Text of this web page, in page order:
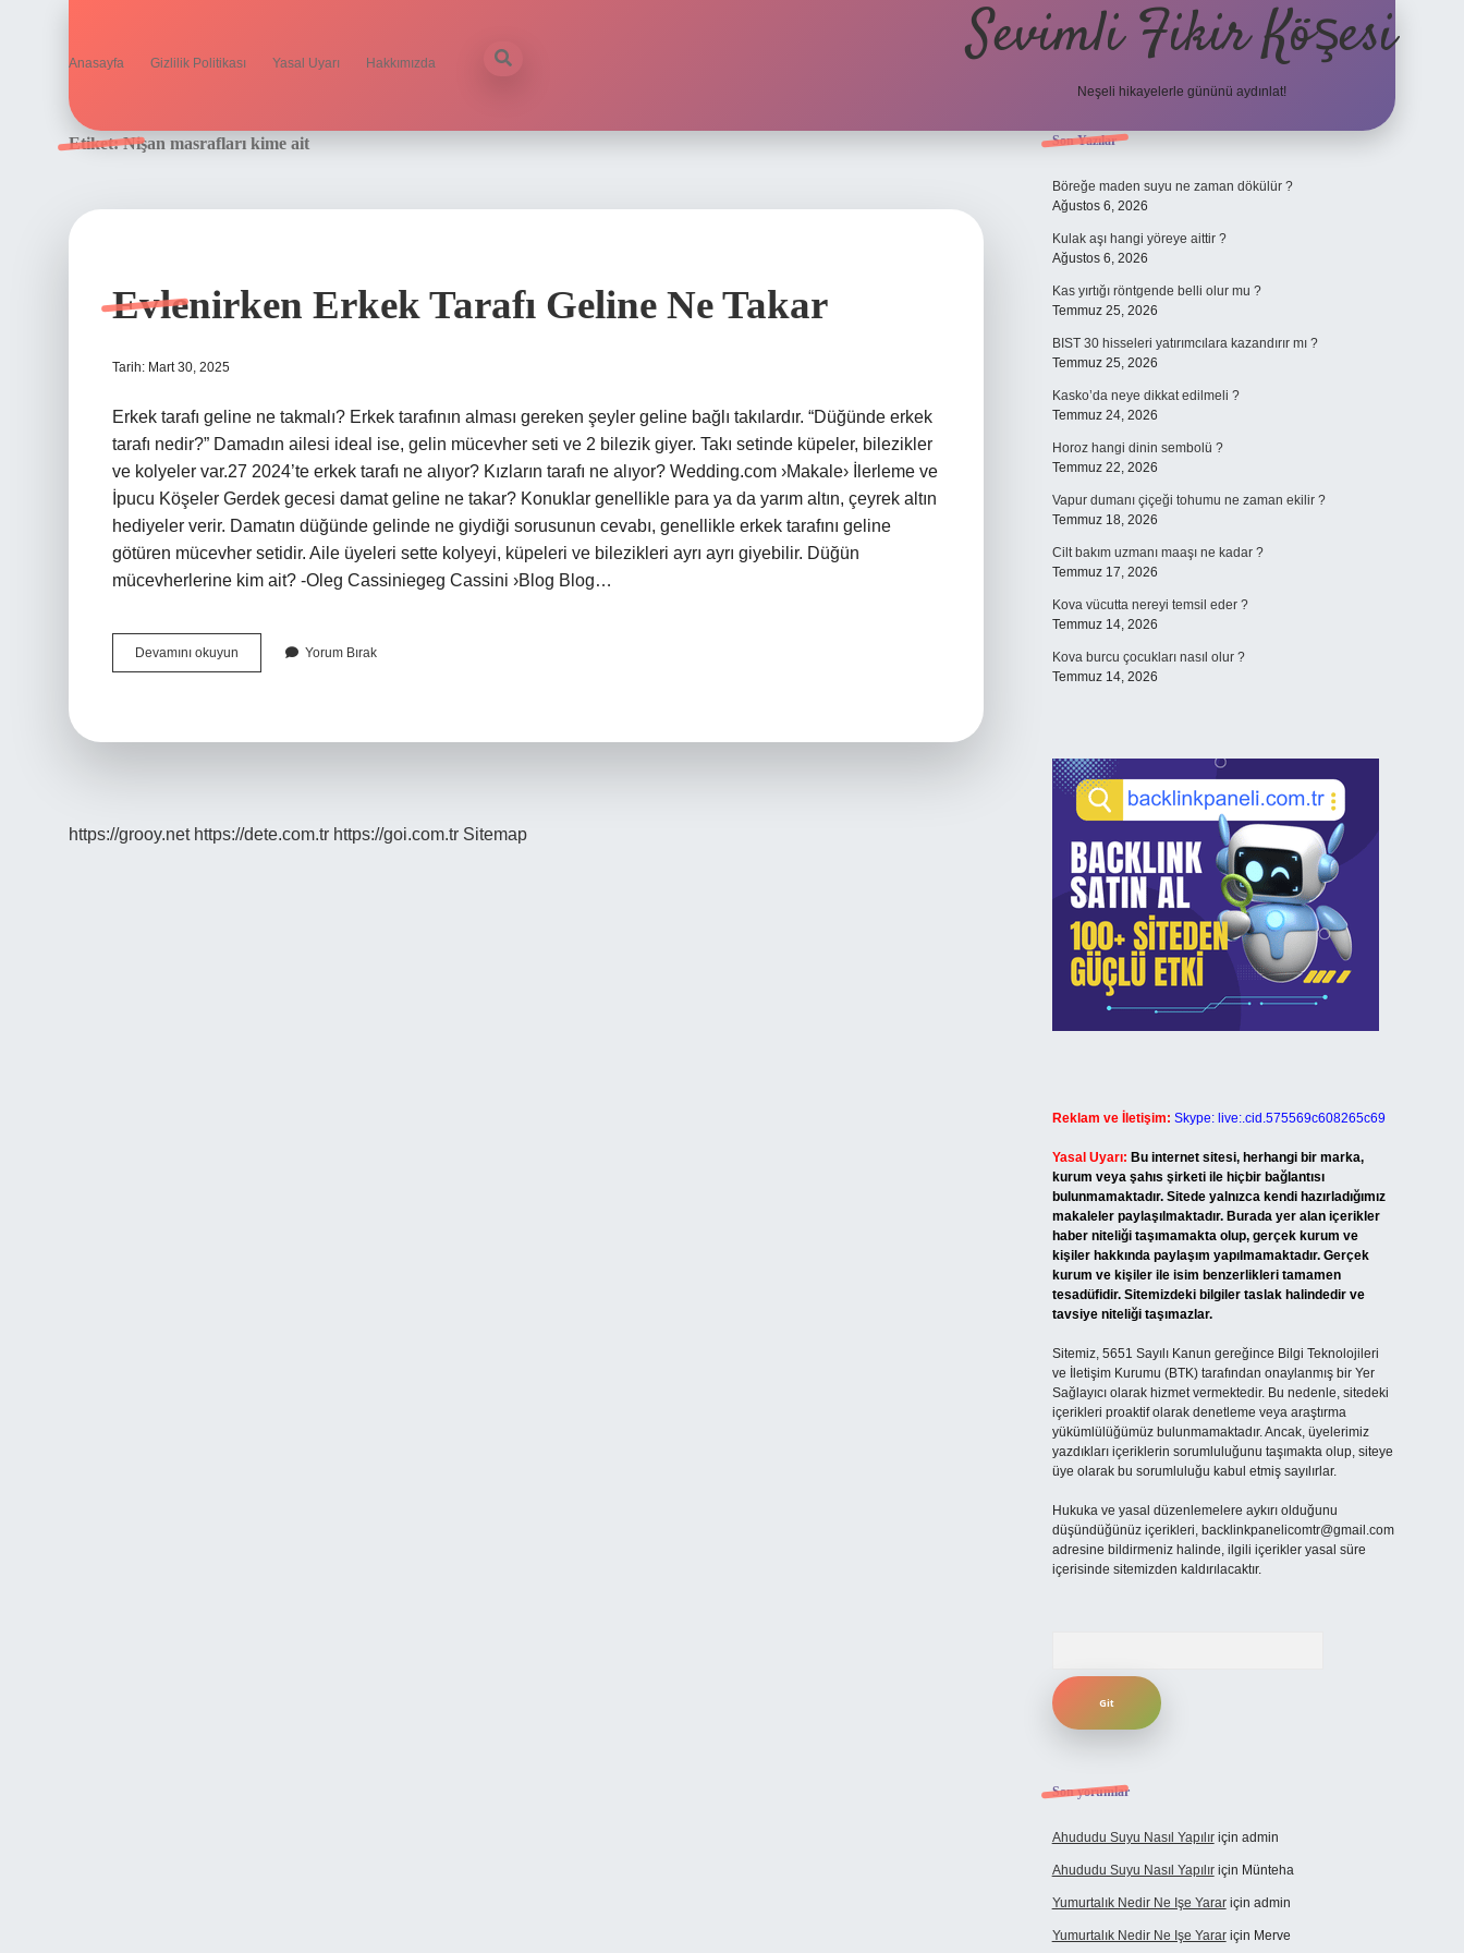
Anasayfa Gizlilik Politikası Yasal Uyarı Hakkımızda Sevimli Fikir Köşesi
Neşeli hikayelerle gününü aydınlat!
Etiket:Nişan masrafları kime ait
Evlenirken Erkek Tarafı Geline Ne Takar
Tarih: Mart 30, 2025
Erkek tarafı geline ne takmalı? Erkek tarafının alması gereken şeyler geline bağlı takılardır. “Düğünde erkek
tarafı nedir?” Damadın ailesi ideal ise, gelin mücevher seti ve 2 bilezik giyer. Takı setinde küpeler, bilezikler
ve kolyeler var.27 2024’te erkek tarafı ne alıyor? Kızların tarafı ne alıyor? Wedding.com ›Makale› İlerleme ve
İpucu Köşeler Gerdek gecesi damat geline ne takar? Konuklar genellikle para ya da yarım altın, çeyrek altın
hediyeler verir. Damatın düğünde gelinde ne giydiği sorusunun cevabı, genellikle erkek tarafını geline
götüren mücevher setidir. Aile üyeleri sette kolyeyi, küpeleri ve bilezikleri ayrı ayrı giyebilir. Düğün
mücevherlerine kim ait? -Oleg Cassiniegeg Cassini ›Blog Blog…
Devamını okuyun Evlenirken
Erkek
Yorum Bırak
https://grooy.net https://dete.com.tr https://goi.com.tr Sitemap
Sidebar
Son Yazılar
Böreğe maden suyu ne zaman dökülür ?
Ağustos 6, 2026
Kulak aşı hangi yöreye aittir ?
Ağustos 6, 2026
Kas yırtığı röntgende belli olur mu ?
Temmuz 25, 2026
BIST 30 hisseleri yatırımcılara kazandırır mı ?
Temmuz 25, 2026
Kasko’da neye dikkat edilmeli ?
Temmuz 24, 2026
Horoz hangi dinin sembolü ?
Temmuz 22, 2026
Vapur dumanı çiçeği tohumu ne zaman ekilir ?
Temmuz 18, 2026
Cilt bakım uzmanı maaşı ne kadar ?
Temmuz 17, 2026
Kova vücutta nereyi temsil eder ?
Temmuz 14, 2026
Kova burcu çocukları nasıl olur ?
Temmuz 14, 2026
Reklam ve İletişim: Skype: live:.cid.575569c608265c69
Yasal Uyarı: Bu internet sitesi, herhangi bir marka,
kurum veya şahıs şirketi ile hiçbir bağlantısı
bulunmamaktadır. Sitede yalnızca kendi hazırladığımız
makaleler paylaşılmaktadır. Burada yer alan içerikler
haber niteliği taşımamakta olup, gerçek kurum ve
kişiler hakkında paylaşım yapılmamaktadır. Gerçek
kurum ve kişiler ile isim benzerlikleri tamamen
tesadüfidir. Sitemizdeki bilgiler taslak halindedir ve
tavsiye niteliği taşımazlar.
Sitemiz, 5651 Sayılı Kanun gereğince Bilgi Teknolojileri
ve İletişim Kurumu (BTK) tarafından onaylanmış bir Yer
Sağlayıcı olarak hizmet vermektedir. Bu nedenle, sitedeki
içerikleri proaktif olarak denetleme veya araştırma
yükümlülüğümüz bulunmamaktadır. Ancak, üyelerimiz
yazdıkları içeriklerin sorumluluğunu taşımakta olup, siteye
üye olarak bu sorumluluğu kabul etmiş sayılırlar.
Hukuka ve yasal düzenlemelere aykırı olduğunu
düşündüğünüz içerikleri, backlinkpanelicomtr@gmail.com
adresine bildirmeniz halinde, ilgili içerikler yasal süre
içerisinde sitemizden kaldırılacaktır.
Son yorumlar
Ahududu Suyu Nasıl Yapılıriçin admin
Ahududu Suyu Nasıl Yapılıriçin Münteha
Yumurtalık Nedir Ne Işe Yarariçin admin
Yumurtalık Nedir Ne Işe Yarariçin Merve